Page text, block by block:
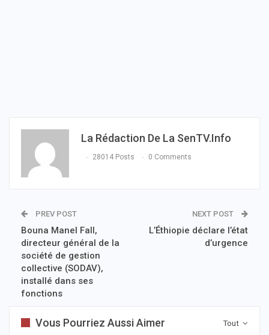
La Rédaction De La SenTV.info
28014 Posts 0 Comments
PREV POST
Bouna Manel Fall,
directeur général de la
société de gestion
collective (SODAV),
installé dans ses
fonctions
NEXT POST
L’Éthiopie déclare l’état
d’urgence
Tout
Vous Pourriez Aussi Aimer